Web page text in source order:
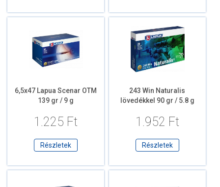
6,5x47 Lapua Scenar OTM
139 gr / 9 g
1.225 Ft
Részletek
243 Win Naturalis
lövedékkel 90 gr / 5.8 g
1.952 Ft
Részletek